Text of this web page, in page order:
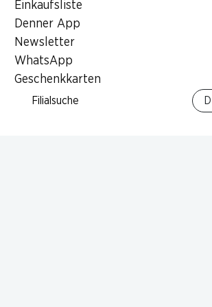
Einkaufsliste
Denner App
Newsletter
WhatsApp
Geschenkkarten
Filialsuche